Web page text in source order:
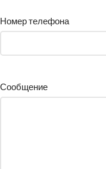
Номер телефона
Сообщение